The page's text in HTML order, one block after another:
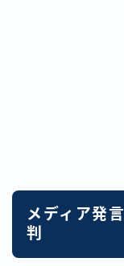
メディア発
判